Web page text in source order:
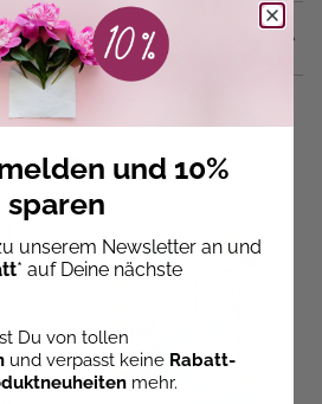
& Enspannen
und 10%
sparen
unserem Newsletter an und
* auf Deine nächste
Du von tollen
und verpasst keine Rabatt-
mehr.